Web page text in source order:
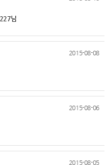
님
2015-08-08
2015-08-06
2015-08-05